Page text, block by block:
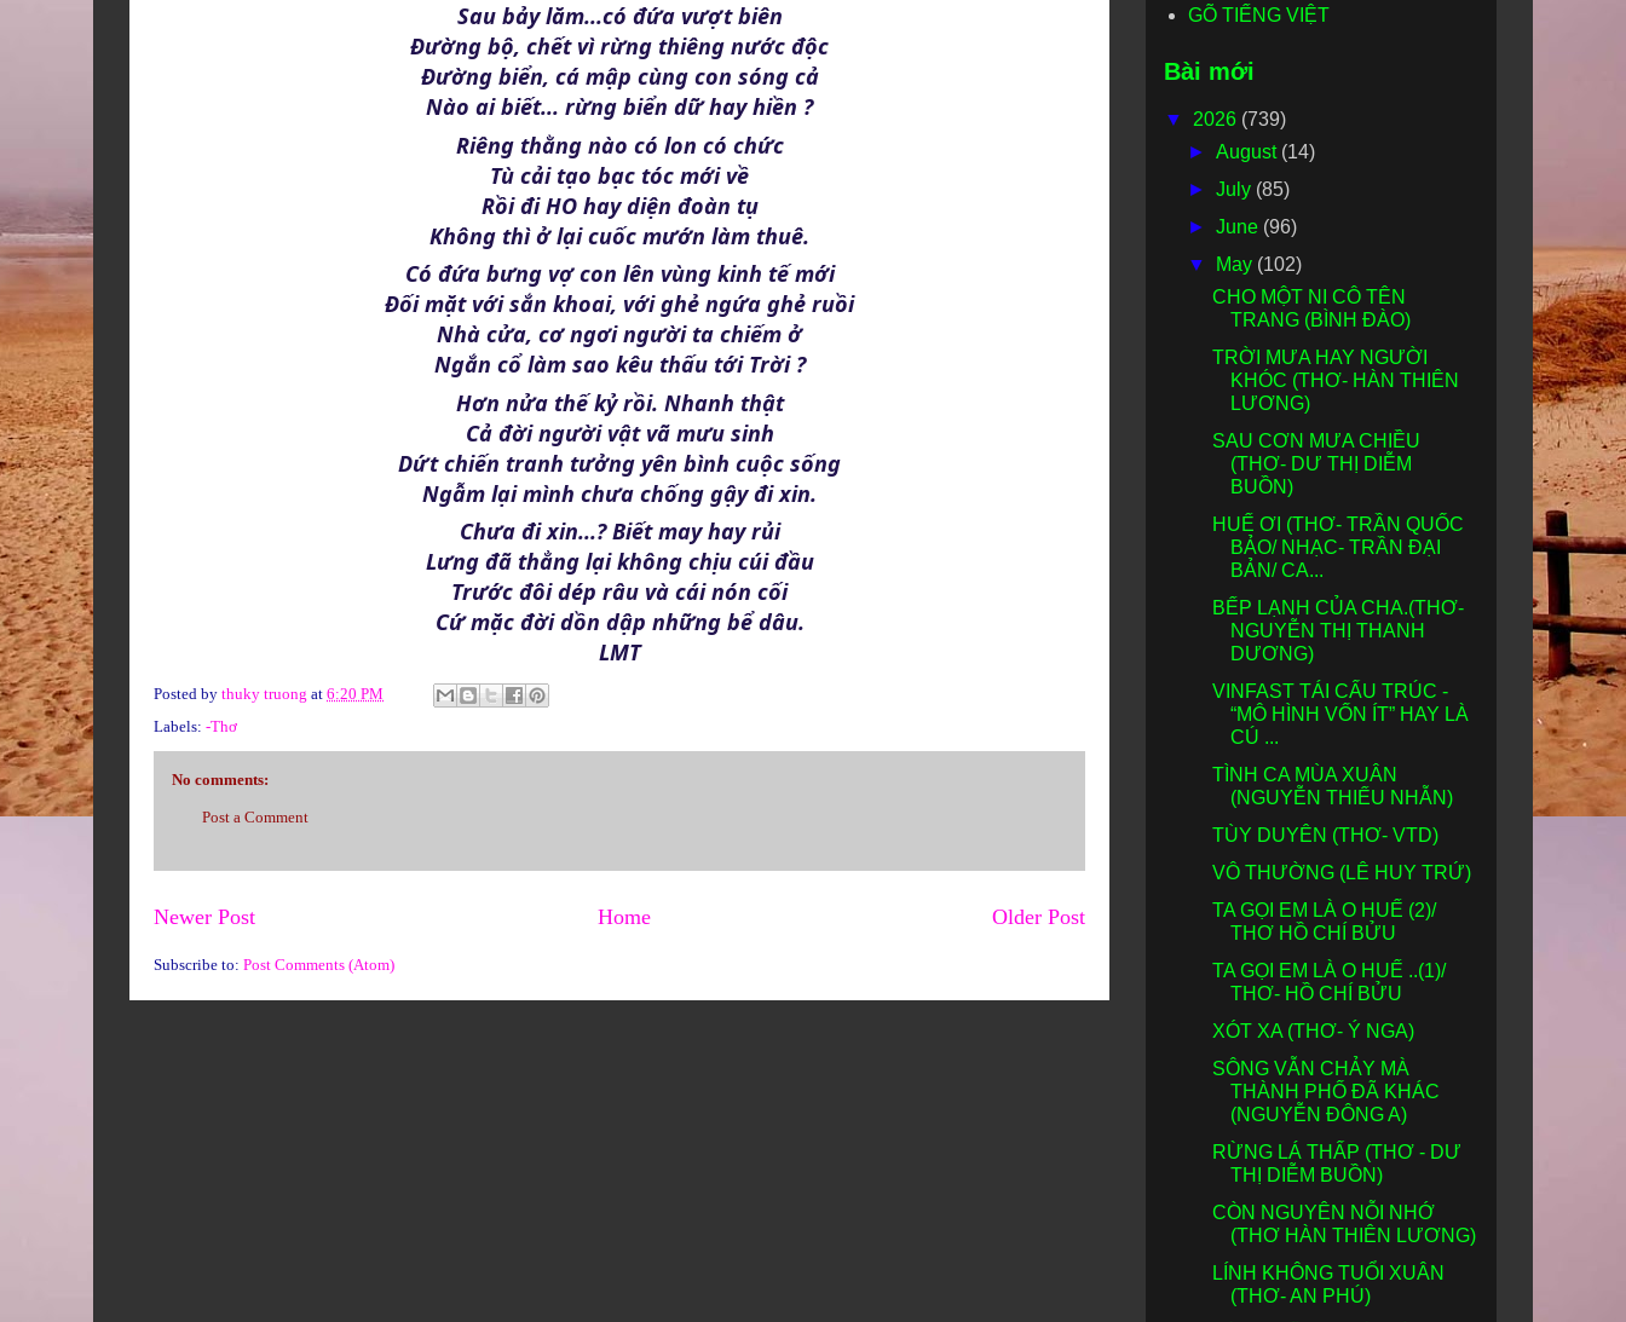
Sau bảy lăm...có đứa vượt biên
Đường bộ, chết vì rừng thiêng nước độc
Đường biển, cá mập cùng con sóng cả
Nào ai biết... rừng biển dữ hay hiền ?
Riêng thằng nào có lon có chức
Tù cải tạo bạc tóc mới về
Rồi đi HO hay diện đoàn tụ
Không thì ở lại cuốc mướn làm thuê.
Có đứa bưng vợ con lên vùng kinh tế mới
Đối mặt với sắn khoai, với ghẻ ngứa ghẻ ruồi
Nhà cửa, cơ ngơi người ta chiếm ở
Ngắn cổ làm sao kêu thấu tới Trời ?
Hơn nửa thế kỷ rồi. Nhanh thật
Cả đời người vật vã mưu sinh
Dứt chiến tranh tưởng yên bình cuộc sống
Ngẫm lại mình chưa chống gậy đi xin.
Chưa đi xin...? Biết may hay rủi
Lưng đã thẳng lại không chịu cúi đầu
Trước đôi dép râu và cái nón cối
Cứ mặc đời dồn dập những bể dâu.
LMT
Posted by thuky truong at 6:20 PM
Labels: -Thơ
No comments:
Post a Comment
Newer Post Older Post
Home
Subscribe to: Post Comments (Atom)
GÕ TIẾNG VIỆT
Bài mới
▼ 2026 (739)
►August (14)
►July (85)
►June (96)
▼
May (102)
CHO MỘT NI CÔ TÊN
TRANG (BÌNH ĐÀO)
TRỜI MƯA HAY NGƯỜI
KHÓC (THƠ- HÀN THIÊN
LƯƠNG)
SAU CƠN MƯA CHIỀU
(THƠ- DƯ THỊ DIỄM
BUỒN)
HUẾ ƠI (THƠ- TRẦN QUỐC
BẢO/ NHẠC- TRẦN ĐẠI
BẢN/ CA...
BẾP LẠNH CỦA CHA.(THƠ-
NGUYỄN THỊ THANH
DƯƠNG)
VINFAST TÁI CẤU TRÚC -
“MÔ HÌNH VỐN ÍT” HAY LÀ
CÚ ...
TÌNH CA MÙA XUÂN
(NGUYỄN THIẾU NHẪN)
TÙY DUYÊN (THƠ- VTD)
VÔ THƯỜNG (LÊ HUY TRỨ)
TA GỌI EM LÀ O HUẾ (2)/
THƠ HỒ CHÍ BỬU
TA GỌI EM LÀ O HUẾ ..(1)/
THƠ- HỒ CHÍ BỬU
XÓT XA (THƠ- Ý NGA)
SÔNG VẪN CHẢY MÀ
THÀNH PHỐ ĐÃ KHÁC
(NGUYỄN ĐÔNG A)
RỪNG LÁ THẤP (THƠ - DƯ
THỊ DIỄM BUỒN)
CÒN NGUYÊN NỖI NHỚ
(THƠ HÀN THIÊN LƯƠNG)
LÍNH KHÔNG TUỔI XUÂN
(THƠ- AN PHÚ)